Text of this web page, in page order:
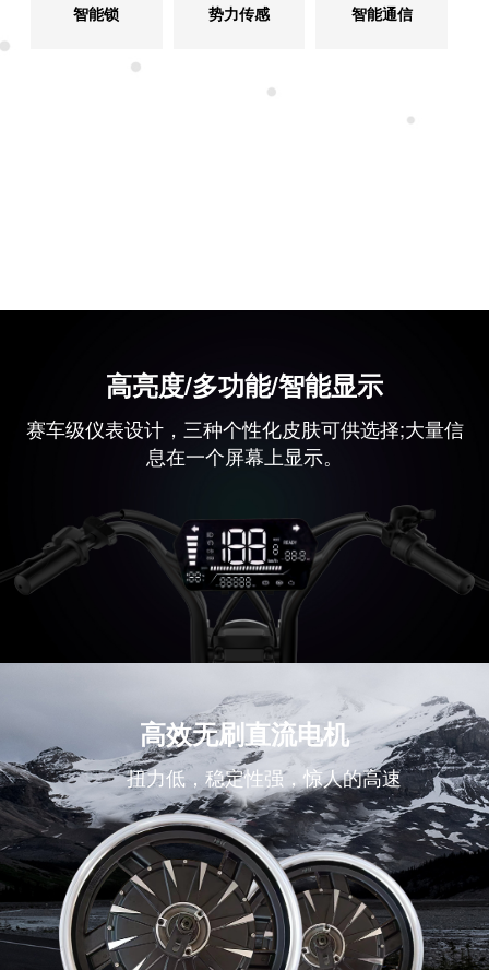
智能锁 势力传感 智能通信
高亮度/多功能/智能显示
赛车级仪表设计，三种个性化皮肤可供选择;大量信
息在一个屏幕上显示。
高效无刷直流电机
扭力低，稳定性强，惊人的高速